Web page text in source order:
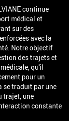
continue
médical et
sur des
avec la
Notre objectif
des trajets et
qu'il
pour un
se traduit par une
trajet, une
constante